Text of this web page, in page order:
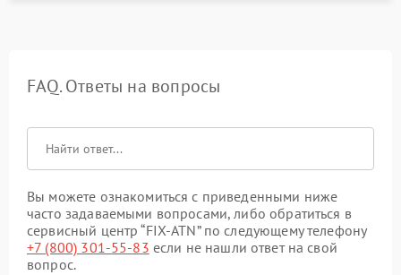
FAQ. Ответы на вопросы
Вы можете ознакомиться с приведенными ниже
часто задаваемыми вопросами, либо обратиться в
сервисный центр “FIX-ATN” по следующему телефону
+7 (800) 301-55-83 если не нашли ответ на свой
вопрос.